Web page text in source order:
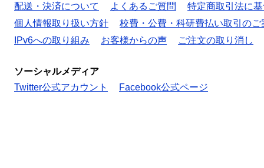
配送・決済について
よくあるご質問
特定商取引法に
個人情報取り扱い方針
校費・公費・科研費払い取引のご
IPv6への取り組み
お客様からの声 ご注文の取り消し
ソーシャルメディア
Twitter公式アカウント
Facebook公式ページ